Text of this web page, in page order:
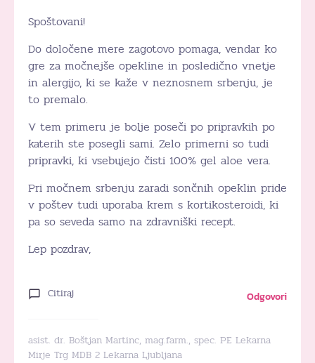
Spoštovani!
Do določene mere zagotovo pomaga, vendar ko
gre za močnejše opekline in posledično vnetje
in alergijo, ki se kaže v neznosnem srbenju, je
to premalo.
V tem primeru je bolje poseči po pripravkih po
katerih ste posegli sami. Zelo primerni so tudi
pripravki, ki vsebujejo čisti 100% gel aloe vera.
Pri močnem srbenju zaradi sončnih opeklin pride
v poštev tudi uporaba krem s kortikosteroidi, ki
pa so seveda samo na zdravniški recept.
Lep pozdrav,
Citiraj Odgovori
asist. dr. Boštjan Martinc, mag.farm., spec. PE Lekarna
Mirje Trg MDB 2 Lekarna Ljubljana